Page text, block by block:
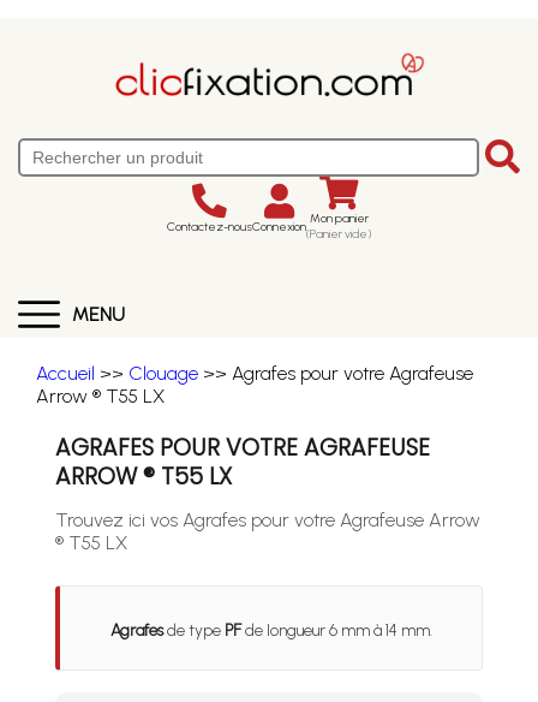
Contactez-nousConnexion Mon panier
(Panier vide)
MENU
Accueil >> Clouage >> Agrafes pour votre Agrafeuse
Arrow ® T55 LX
AGRAFES POUR VOTRE AGRAFEUSE
ARROW ® T55 LX
Trouvez ici vos Agrafes pour votre Agrafeuse Arrow
® T55 LX
Agrafesde type PFde longueur 6 mm à 14 mm.